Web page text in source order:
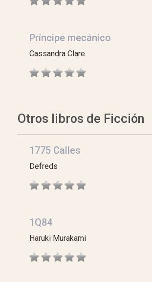
Príncipe mecánico
Cassandra Clare
Otros libros de Ficción
1775 Calles
Defreds
1Q84
Haruki Murakami